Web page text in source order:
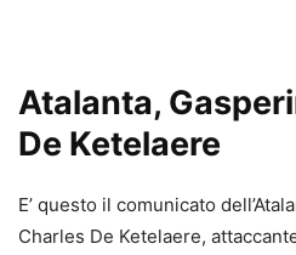
Atalanta,
De Ketelaere
E’ questo il comunicato
Charles De Ketelaere,